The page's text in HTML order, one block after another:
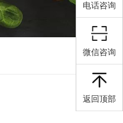
电话咨询
微信咨询
返回顶部